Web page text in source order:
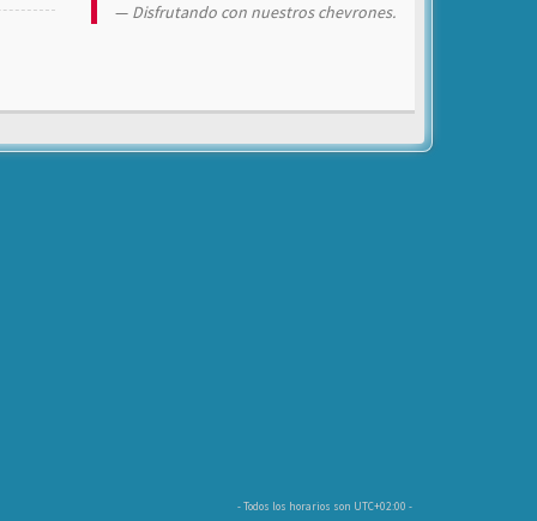
Disfrutando con nuestros chevrones.
- Todos los horarios son UTC+02:00 -